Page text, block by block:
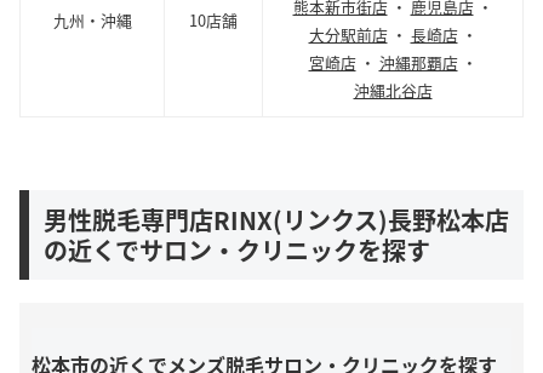
九州・沖縄 10店舗
熊本新市街店・ 鹿児島店・
大分駅前店・ 長崎店・
宮崎店・ 沖縄那覇店・
沖縄北谷店
男性脱毛専門店RINX(リンクス)長野松本店
の近くでサロン・クリニックを探す
松本市の近くでメンズ脱毛サロン・クリニックを探す